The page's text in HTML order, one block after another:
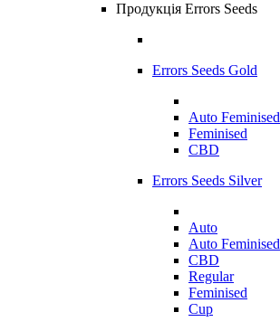
Продукція Errors Seeds
Errors Seeds Gold
Auto Feminised
Feminised
CBD
Errors Seeds Silver
Auto
Auto Feminised
CBD
Regular
Feminised
Cup